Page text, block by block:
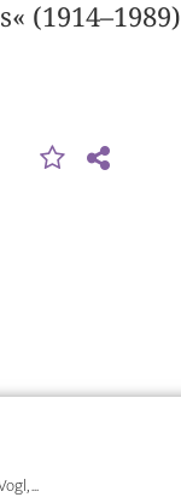
(1914–1989)
...